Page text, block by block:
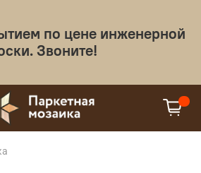
по цене инженерной
Звоните!